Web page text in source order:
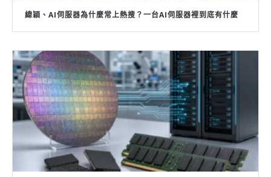
緯穎、AI伺服器為什麼常上熱搜？一台AI伺服器裡到底有什麼